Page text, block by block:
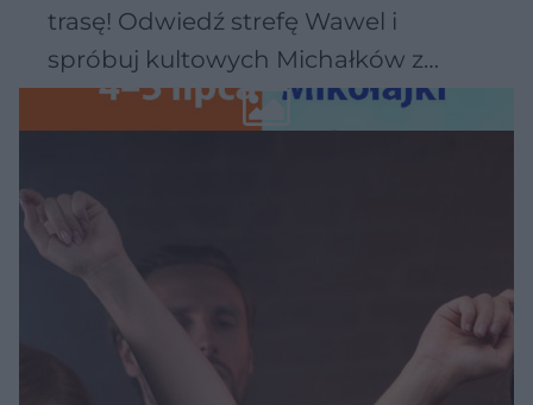
trasę! Odwiedź strefę Wawel i
spróbuj kultowych Michałków z
Wawelu